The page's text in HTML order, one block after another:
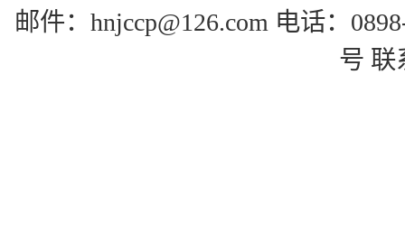
邮件：hnjccp@126.com 电话：
号 联